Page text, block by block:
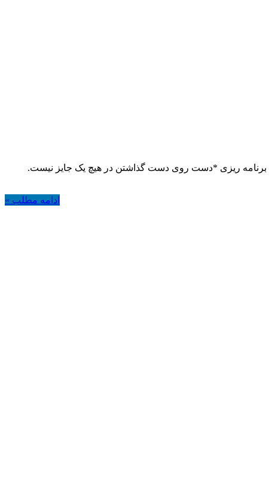
برنامه ریزی *دست روی دست گذاشتن در هیچ یک جایز نیست.
ادامه مطلب »